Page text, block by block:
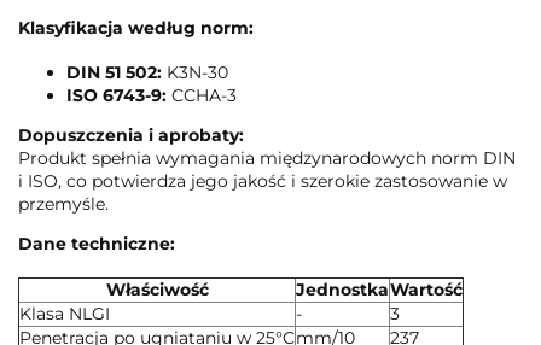
Klasyfikacja według norm:
DIN 51 502: K3N-30
ISO 6743-9: CCHA-3
Dopuszczenia i aprobaty:
Produkt spełnia wymagania międzynarodowych norm DIN
i ISO, co potwierdza jego jakość i szerokie zastosowanie w
przemyśle.
Dane techniczne:
Właściwość JednostkaWartość
Klasa NLGI
-
3
Penetracja po ugniataniu w 25°Cmm/10
237